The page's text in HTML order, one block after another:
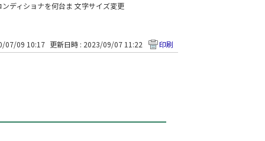
文字サイズ変更
ディショナを何台ま
07/09 10:17 更新日時 : 2023/09/07 11:22 印刷